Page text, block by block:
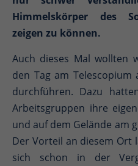
Himmelskörper des
zeigen zu können.
Auch dieses Mal wollten
den Tag am Telescopium
durchführen. Dazu
Arbeitsgruppen ihre
und auf dem Gelände am
Der Vorteil an diesem Ort
sich schon in der